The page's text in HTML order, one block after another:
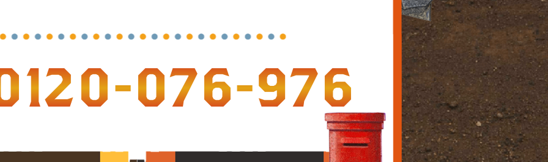
076-976